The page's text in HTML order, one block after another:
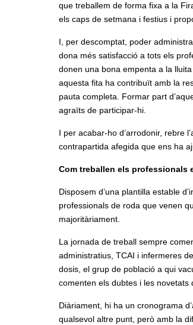
que treballem de forma fixa a la
els caps de setmana i festius i
I, per descomptat, poder
dona més satisfacció a tots els
donen una bona empenta a la
aquesta fita ha contribuït amb la
pauta completa. Formar part
agraïts de participar-hi.
I per acabar-ho d’arrodonir, rebre
contrapartida afegida que ens ha
Com treballen els professionals
Disposem d’una plantilla estable
professionals de roda que venen
majoritàriament.
La jornada de treball sempre
administratius, TCAI i infermeres
dosis, el grup de població a qui
comenten els dubtes i les novetats
Diàriament, hi ha un cronograma
qualsevol altre punt, però amb la